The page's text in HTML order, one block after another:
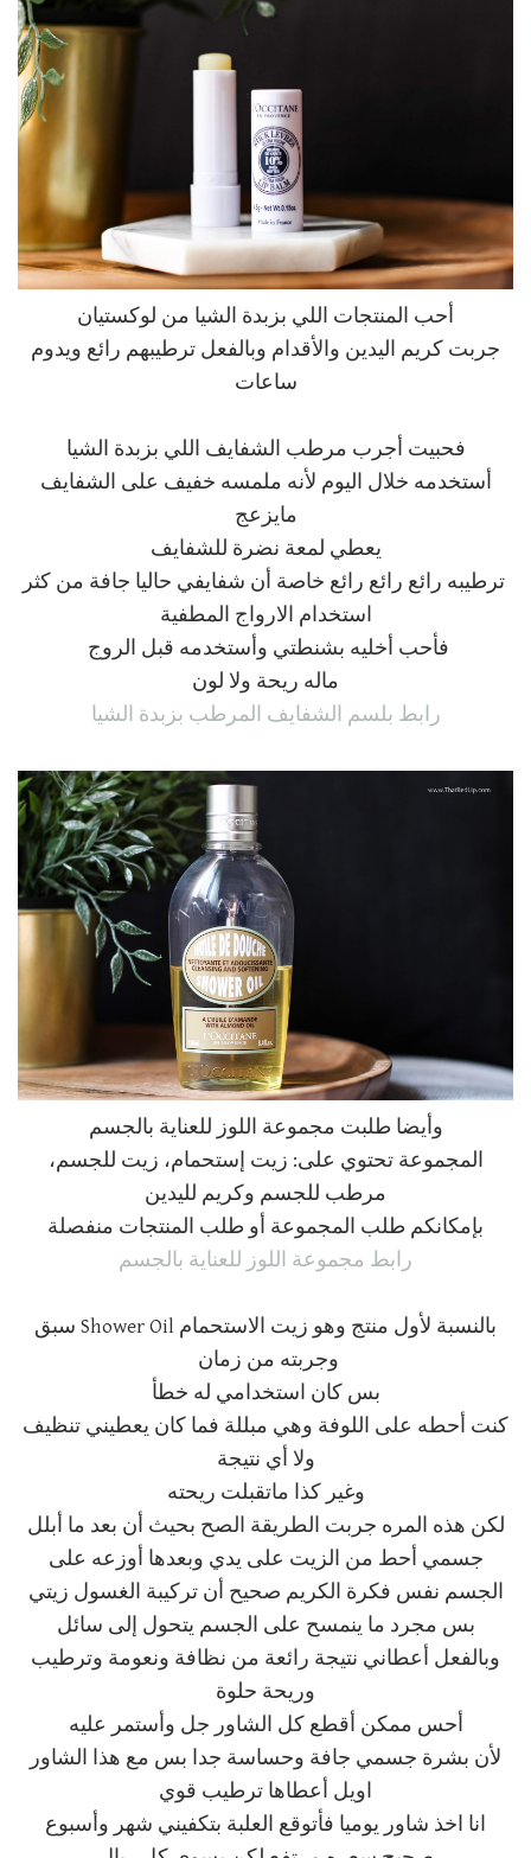
أحب المنتجات اللي بزبدة الشيا من لوكستيان
جربت كريم اليدين والأقدام وبالفعل ترطيبهم رائع ويدوم
ساعات
فحبيت أجرب مرطب الشفايف اللي بزبدة الشيا
أستخدمه خلال اليوم لأنه ملمسه خفيف على الشفايف
مايزعج
يعطي لمعة نضرة للشفايف
ترطيبه رائع رائع رائع خاصة أن شفايفي حاليا جافة من كثر
استخدام الارواج المطفية
فأحب أخليه بشنطتي وأستخدمه قبل الروج
ماله ريحة ولا لون
رابط بلسم الشفايف المرطب بزبدة الشيا
وأيضا طلبت مجموعة اللوز للعناية بالجسم
المجموعة تحتوي على: زيت إستحمام، زيت للجسم،
مرطب للجسم وكريم لليدين
بإمكانكم طلب المجموعة أو طلب المنتجات منفصلة
رابط مجموعة اللوز للعناية بالجسم
بالنسبة لأول منتج وهو زيت الاستحمام Shower Oil سبق
وجربته من زمان
بس كان استخدامي له خطأ
كنت أحطه على اللوفة وهي مبللة فما كان يعطيني تنظيف
ولا أي نتيجة
وغير كذا ماتقبلت ريحته
لكن هذه المره جربت الطريقة الصح بحيث أن بعد ما أبلل
جسمي أحط من الزيت على يدي وبعدها أوزعه على
الجسم نفس فكرة الكريم صحيح أن تركيبة الغسول زيتي
بس مجرد ما ينمسح على الجسم يتحول إلى سائل
وبالفعل أعطاني نتيجة رائعة من نظافة ونعومة وترطيب
وريحة حلوة
أحس ممكن أقطع كل الشاور جل وأستمر عليه
لأن بشرة جسمي جافة وحساسة جدا بس مع هذا الشاور
اويل أعطاها ترطيب قوي
انا اخذ شاور يوميا فأتوقع العلبة بتكفيني شهر وأسبوع